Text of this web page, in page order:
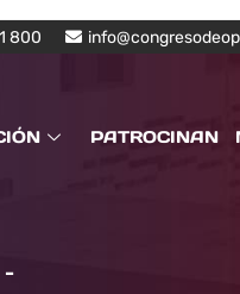
800
PATROCINAN